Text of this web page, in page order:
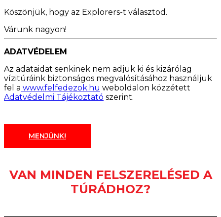
Köszönjük, hogy az Explorers-t választod.
Várunk nagyon!
ADATVÉDELEM
Az adataidat senkinek nem adjuk ki és kizárólag
vízitúráink biztonságos megvalósításához használjuk
fel a www.felfedezok.hu weboldalon közzétett
Adatvédelmi Tájékoztató szerint.
MENJÜNK!
VAN MINDEN FELSZERELÉSED A
TÚRÁDHOZ?